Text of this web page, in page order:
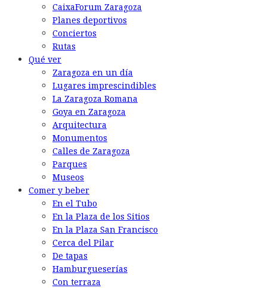
CaixaForum Zaragoza
Planes deportivos
Conciertos
Rutas
Qué ver
Zaragoza en un día
Lugares imprescindibles
La Zaragoza Romana
Goya en Zaragoza
Arquitectura
Monumentos
Calles de Zaragoza
Parques
Museos
Comer y beber
En el Tubo
En la Plaza de los Sitios
En la Plaza San Francisco
Cerca del Pilar
De tapas
Hamburgueserías
Con terraza